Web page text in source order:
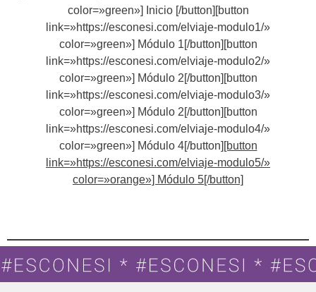
color=»green»] Inicio [/button][button
link=»https://esconesi.com/elviaje-modulo1/»
color=»green»] Módulo 1[/button][button
link=»https://esconesi.com/elviaje-modulo2/»
color=»green»] Módulo 2[/button][button
link=»https://esconesi.com/elviaje-modulo3/»
color=»green»] Módulo 2[/button][button
link=»https://esconesi.com/elviaje-modulo4/»
color=»green»] Módulo 4[/button] [button
link=»https://esconesi.com/elviaje-modulo5/»
color=»orange»] Módulo 5[/button]